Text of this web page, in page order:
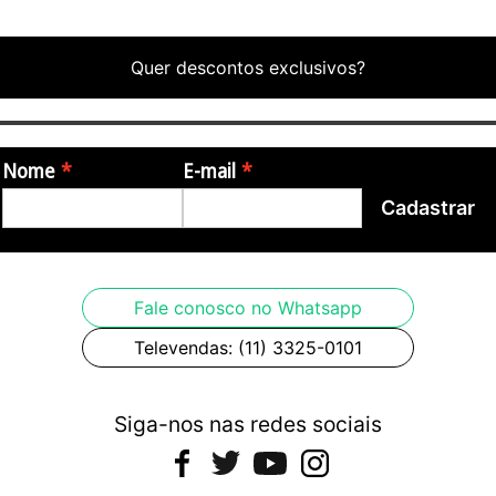
- Largura: 1,20 cm
- Comprimento: 40 cm
Itens Inclusos:
- Vareta de Limpeza
- Cabo USB Tipo A para Micro B
- 6 meses de garantia pelo fabricante
Quer descontos exclusivos?
Nome E-mail
Cadastrar
Fale conosco no Whatsapp
Televendas: (11) 3325-0101
Siga-nos nas redes sociais